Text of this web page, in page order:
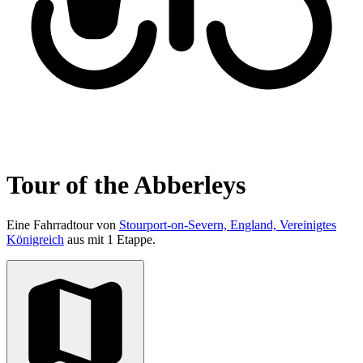
Tour of the Abberleys
Eine Fahrradtour von Stourport-on-Severn, England, Vereinigtes
Königreich aus mit 1 Etappe.